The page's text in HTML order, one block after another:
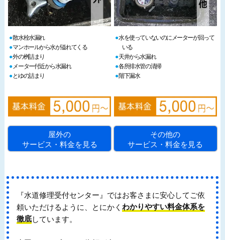
散水栓水漏れ
マンホールから水が溢れてくる
外の桝詰まり
メーター付近から水漏れ
とゆの詰まり
屋外の
サービス・料金を見る
水を使っていないのにメーターが回って
いる
天井から水漏れ
各所排水管の清掃
階下漏水
その他の
サービス・料金を見る
『水道修理受付センター』ではお客さまに安心してご依
頼いただけるように、とにかく わかりやすい料金体系を
徹底しています。